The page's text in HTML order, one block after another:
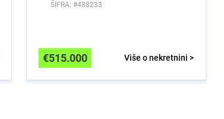
ŠIFRA: #488233
Više o nekretnini >
€515.000